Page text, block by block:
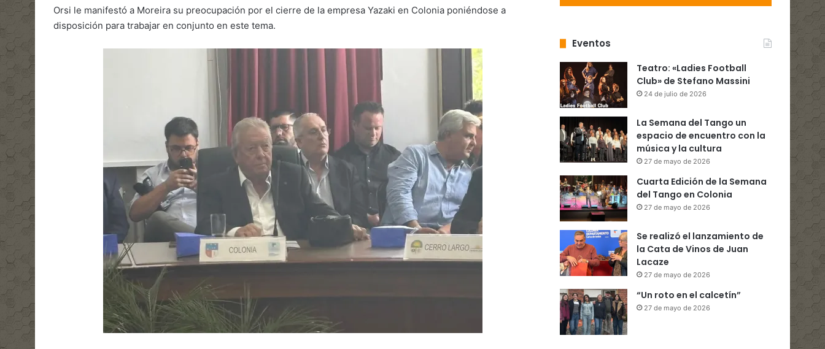
Orsi le manifestó a Moreira su preocupación por el cierre de la empresa Yazaki en Colonia poniéndose a
disposición para trabajar en conjunto en este tema.
Eventos
Teatro: «Ladies Football
Club» de Stefano Massini
24 de julio de 2026
La Semana del Tango un
espacio de encuentro con la
música y la cultura
27 de mayo de 2026
Cuarta Edición de la Semana
del Tango en Colonia
27 de mayo de 2026
Se realizó el lanzamiento de
la Cata de Vinos de Juan
Lacaze
27 de mayo de 2026
“Un roto en el calcetín”
27 de mayo de 2026